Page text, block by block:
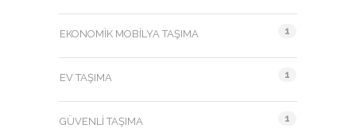
EKONOMIK MOBILYA TAŞIMA 1
EV TAŞIMA 1
GÜVENLI TAŞIMA 1